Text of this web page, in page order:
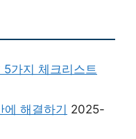
가지 체크리스트
해결하기 2025-